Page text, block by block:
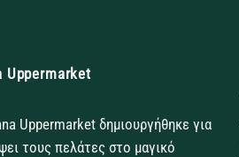
Uppermarket
Uppermarket δημιουργήθηκε για
τους πελάτες στο μαγικό